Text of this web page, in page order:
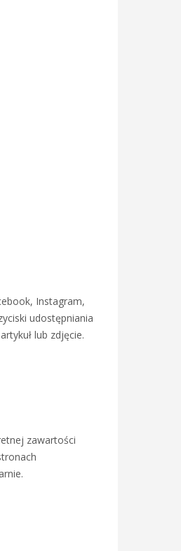
Instagram,
udostępniania
lub zdjęcie.
zawartości